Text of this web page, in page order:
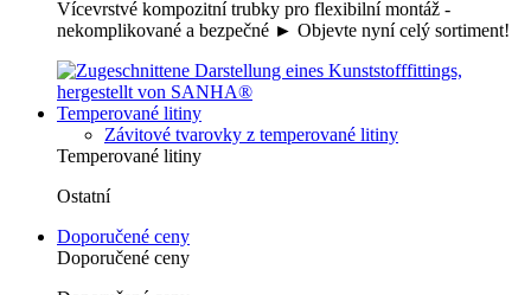
Vícevrstvé kompozitní trubky pro flexibilní montáž -
nekomplikované a bezpečné ► Objevte nyní celý sortiment!
Temperované litiny
Závitové tvarovky z temperované litiny
Temperované litiny
Ostatní
Doporučené ceny
Doporučené ceny